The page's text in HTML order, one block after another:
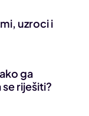
uzroci i
ga
riješiti?